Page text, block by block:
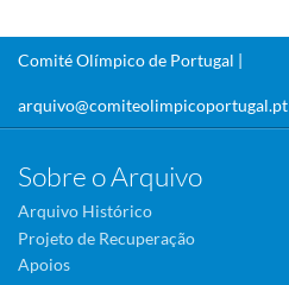
Comité Olímpico de Portugal |
arquivo@comiteolimpicoportugal.pt
Sobre o Arquivo
Arquivo Histórico
Projeto de Recuperação
Apoios